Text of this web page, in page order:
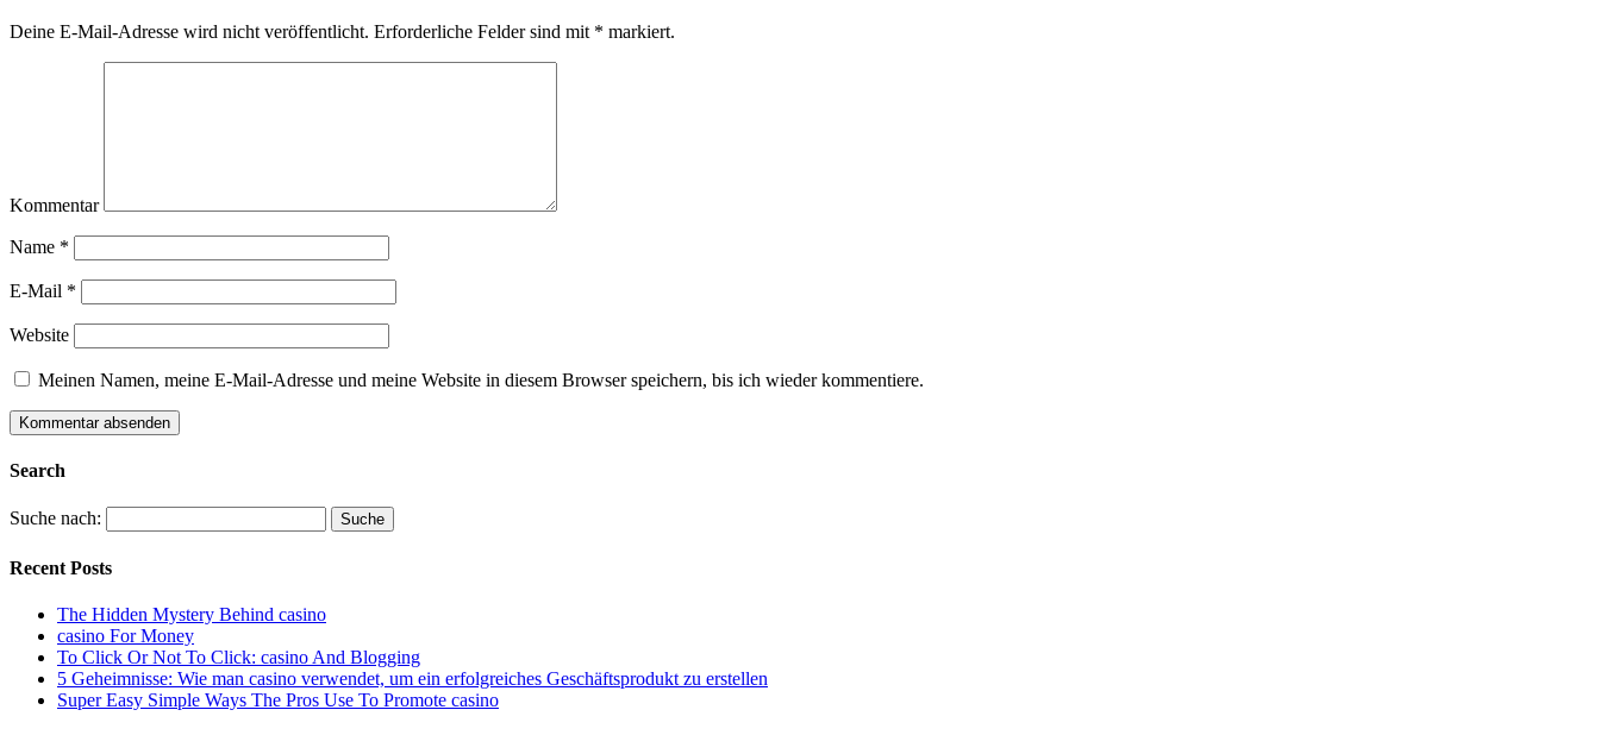
Deine E-Mail-Adresse wird nicht veröffentlicht. Erforderliche Felder sind mit * markiert.
Kommentar
Name *
E-Mail *
Website
Meinen Namen, meine E-Mail-Adresse und meine Website in diesem Browser speichern, bis ich wieder kommentiere.
Search
Suche nach:
Recent Posts
The Hidden Mystery Behind casino
casino For Money
To Click Or Not To Click: casino And Blogging
5 Geheimnisse: Wie man casino verwendet, um ein erfolgreiches Geschäftsprodukt zu erstellen
Super Easy Simple Ways The Pros Use To Promote casino